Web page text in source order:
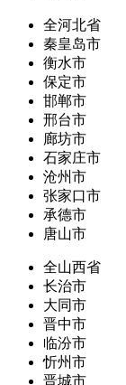
全河北省
秦皇岛市
衡水市
保定市
邯郸市
邢台市
廊坊市
石家庄市
沧州市
张家口市
承德市
唐山市
全山西省
长治市
大同市
晋中市
临汾市
忻州市
晋城市